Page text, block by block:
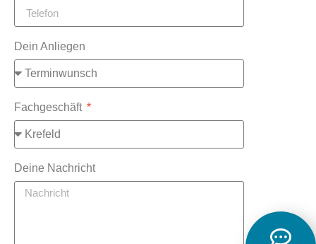
Dein Anliegen
Fachgeschäft
Deine Nachricht